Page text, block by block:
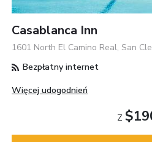
Casablanca Inn
1601 North El Camino Real, San
Bezpłatny internet
Więcej udogodnień
Z